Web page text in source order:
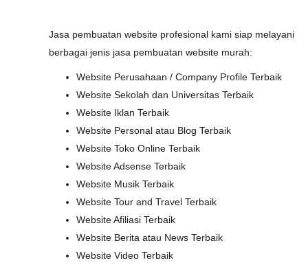
Jasa pembuatan website profesional kami siap melayani
berbagai jenis jasa pembuatan website murah:
Website Perusahaan / Company Profile Terbaik
Website Sekolah dan Universitas Terbaik
Website Iklan Terbaik
Website Personal atau Blog Terbaik
Website Toko Online Terbaik
Website Adsense Terbaik
Website Musik Terbaik
Website Tour and Travel Terbaik
Website Afiliasi Terbaik
Website Berita atau News Terbaik
Website Video Terbaik